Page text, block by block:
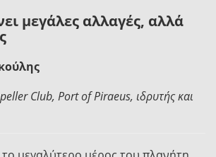
μεγάλες αλλαγές, αλλά
Club, Port of Piraeus, ιδρυτής και